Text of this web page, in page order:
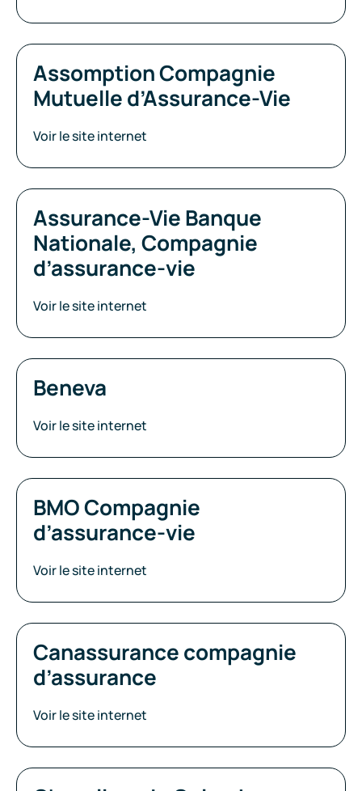
Assomption Compagnie
Mutuelle d’Assurance-Vie
Voir le site internet
Assurance-Vie Banque
Nationale, Compagnie
d’assurance-vie
Voir le site internet
Beneva
Voir le site internet
BMO Compagnie
d’assurance-vie
Voir le site internet
Canassurance compagnie
d’assurance
Voir le site internet